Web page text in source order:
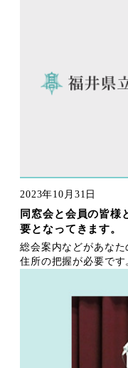
2023年10月31日
同窓会と会員の皆様との相互連絡が、今後ますます必
要となってきます。
総会案内などがあな
住所の把握が必要で